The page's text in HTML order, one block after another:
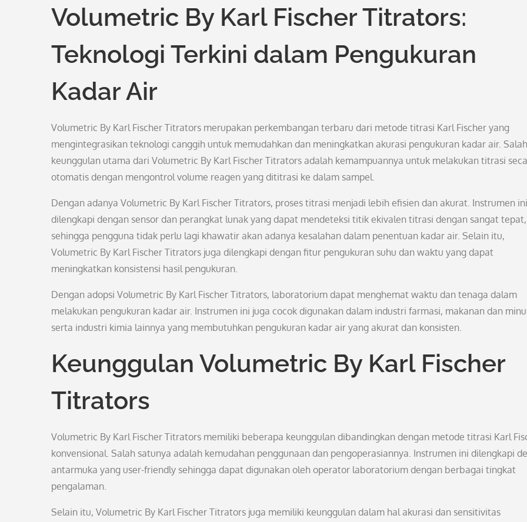
Volumetric By Karl Fischer Titrators:
Teknologi Terkini dalam Pengukuran
Kadar Air
Volumetric By Karl Fischer Titrators merupakan perkembangan terbaru dari metode titrasi Karl Fischer yang
mengintegrasikan teknologi canggih untuk memudahkan dan meningkatkan akurasi pengukuran kadar air.
keunggulan utama dari Volumetric By Karl Fischer Titrators adalah kemampuannya untuk melakukan titrasi
otomatis dengan mengontrol volume reagen yang dititrasi ke dalam sampel.
Dengan adanya Volumetric By Karl Fischer Titrators, proses titrasi menjadi lebih efisien dan akurat. Instrumen ini
dilengkapi dengan sensor dan perangkat lunak yang dapat mendeteksi titik ekivalen titrasi dengan sangat tepat,
sehingga pengguna tidak perlu lagi khawatir akan adanya kesalahan dalam penentuan kadar air. Selain itu,
Volumetric By Karl Fischer Titrators juga dilengkapi dengan fitur pengukuran suhu dan waktu yang dapat
meningkatkan konsistensi hasil pengukuran.
Dengan adopsi Volumetric By Karl Fischer Titrators, laboratorium dapat menghemat waktu dan tenaga dalam
melakukan pengukuran kadar air. Instrumen ini juga cocok digunakan dalam industri farmasi, makanan dan
serta industri kimia lainnya yang membutuhkan pengukuran kadar air yang akurat dan konsisten.
Keunggulan Volumetric By Karl Fischer
Titrators
Volumetric By Karl Fischer Titrators memiliki beberapa keunggulan dibandingkan dengan metode titrasi Karl
konvensional. Salah satunya adalah kemudahan penggunaan dan pengoperasiannya. Instrumen ini dilengkapi
antarmuka yang user-friendly sehingga dapat digunakan oleh operator laboratorium dengan berbagai tingkat
pengalaman.
Selain itu, Volumetric By Karl Fischer Titrators juga memiliki keunggulan dalam hal akurasi dan sensitivitas